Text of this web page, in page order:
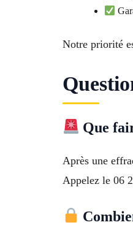
Notre priorité
Que
Après une
Appelez le 06